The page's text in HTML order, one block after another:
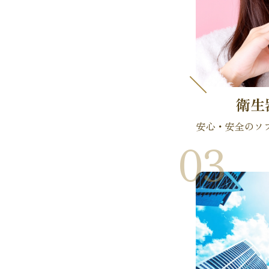
衛
安心・安全のソ